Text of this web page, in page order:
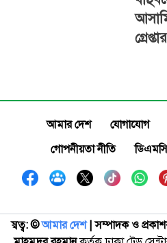
গ্রেপ্তার
আমার দেশ যোগাযোগ
গোপনীয়তা নীতি
স্বত্ব: ©️আমার দেশ| সম্পাদক ও